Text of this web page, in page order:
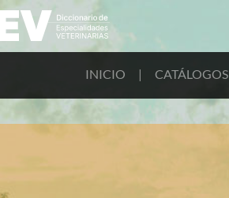
INICIO | CATÁLOGOS